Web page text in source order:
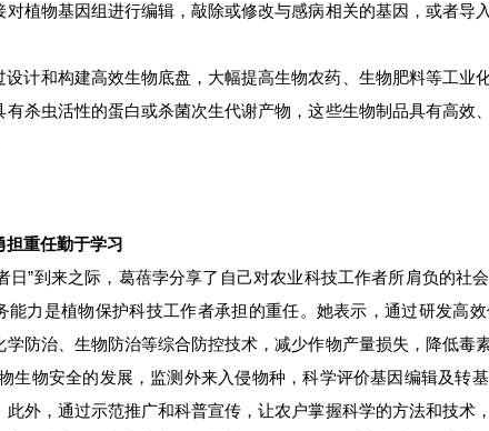
对植物基因组进行编辑，敲除或修改与感病相关的基因，或者导
设计和构建高效生物底盘，大幅提高生物农药、生物肥料等工业
有杀虫活性的蛋白或杀菌次生代谢产物，这些生物制品具有高效
担重任勤于学习
日”到来之际，葛蓓孛分享了自己对农业科技工作者所肩负的社
能力是植物保护科技工作者承担的重任。她表示，通过研发高
学防治、生物防治等综合防控技术，减少作物产量损失，降低毒
生物安全的发展，监测外来入侵物种，科学评价基因编辑及转
此外，通过示范推广和科普宣传，让农户掌握科学的方法和技术